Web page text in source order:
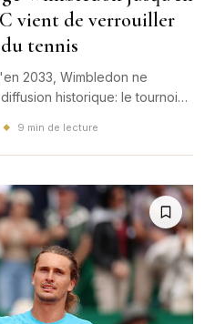
vient de verrouiller
tennis
2033, Wimbledon ne
historique: le tournoi
de l'attention.
◆ 9 min de lecture